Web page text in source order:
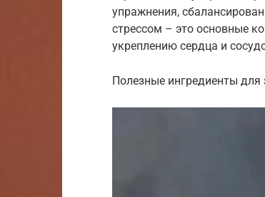
упражнения,
стрессом – это основные
укреплению сердца и
Полезные ингредиенты для